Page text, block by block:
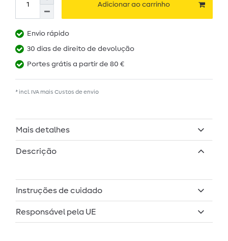
Adicionar ao carrinho
Envio rápido
30 dias de direito de devolução
Portes grátis a partir de 80 €
* incl. IVA mais Custos de envio
Mais detalhes
Descrição
Instruções de cuidado
Responsável pela UE